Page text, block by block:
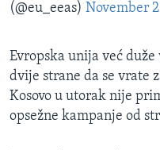
(@eu_eeas) November
Evropska unija već
dvije strane da se vrate
Kosovo u utorak nije
opsežne kampanje od